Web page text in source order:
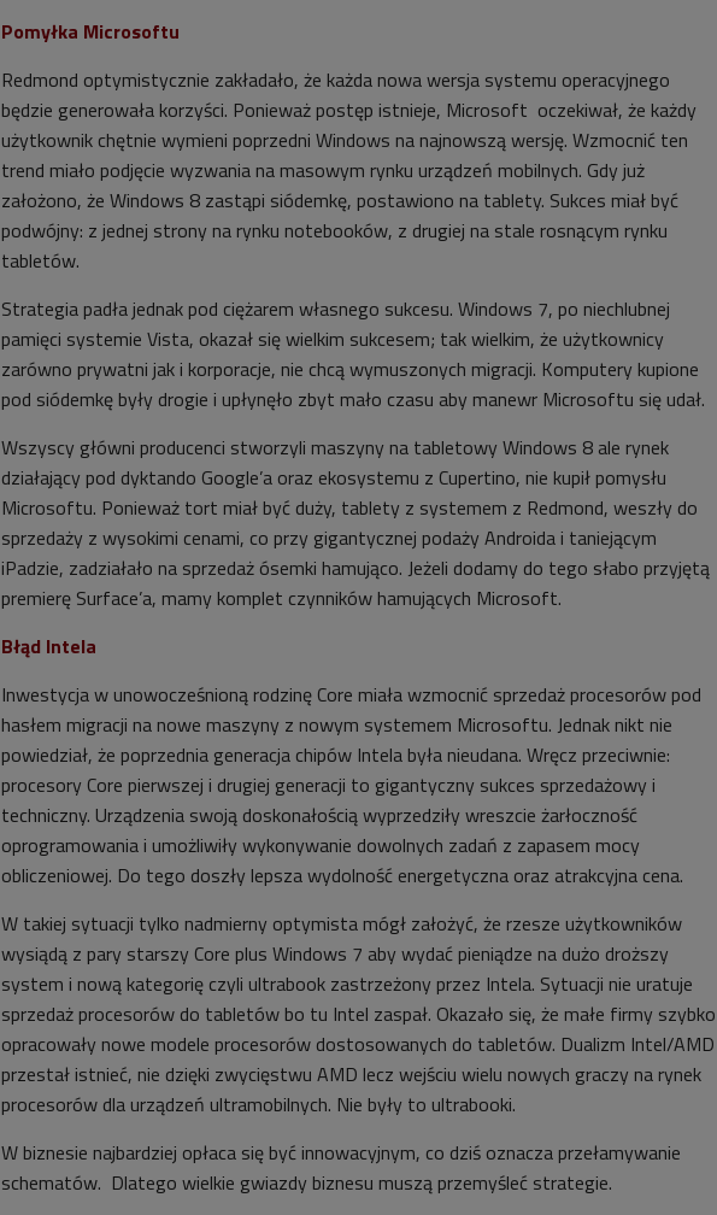
Pomyłka Microsoftu
Redmond optymistycznie zakładało, że każda nowa wersja systemu operacyjnego
będzie generowała korzyści. Ponieważ postęp istnieje, Microsoft oczekiwał, że każdy
użytkownik chętnie wymieni poprzedni Windows na najnowszą wersję. Wzmocnić ten
trend miało podjęcie wyzwania na masowym rynku urządzeń mobilnych. Gdy już
założono, że Windows 8 zastąpi siódemkę, postawiono na tablety. Sukces miał być
podwójny: z jednej strony na rynku notebooków, z drugiej na stale rosnącym rynku
tabletów.
Strategia padła jednak pod ciężarem własnego sukcesu. Windows 7, po niechlubnej
pamięci systemie Vista, okazał się wielkim sukcesem; tak wielkim, że użytkownicy
zarówno prywatni jak i korporacje, nie chcą wymuszonych migracji. Komputery kupione
pod siódemkę były drogie i upłynęło zbyt mało czasu aby manewr Microsoftu się udał.
Wszyscy główni producenci stworzyli maszyny na tabletowy Windows 8 ale rynek
działający pod dyktando Google’a oraz ekosystemu z Cupertino, nie kupił pomysłu
Microsoftu. Ponieważ tort miał być duży, tablety z systemem z Redmond, weszły do
sprzedaży z wysokimi cenami, co przy gigantycznej podaży Androida i taniejącym
iPadzie, zadziałało na sprzedaż ósemki hamująco. Jeżeli dodamy do tego słabo przyjętą
premierę Surface’a, mamy komplet czynników hamujących Microsoft.
Błąd Intela
Inwestycja w unowocześnioną rodzinę Core miała wzmocnić sprzedaż procesorów pod
hasłem migracji na nowe maszyny z nowym systemem Microsoftu. Jednak nikt nie
powiedział, że poprzednia generacja chipów Intela była nieudana. Wręcz przeciwnie:
procesory Core pierwszej i drugiej generacji to gigantyczny sukces sprzedażowy i
techniczny. Urządzenia swoją doskonałością wyprzedziły wreszcie żarłoczność
oprogramowania i umożliwiły wykonywanie dowolnych zadań z zapasem mocy
obliczeniowej. Do tego doszły lepsza wydolność energetyczna oraz atrakcyjna cena.
W takiej sytuacji tylko nadmierny optymista mógł założyć, że rzesze użytkowników
wysiądą z pary starszy Core plus Windows 7 aby wydać pieniądze na dużo droższy
system i nową kategorię czyli ultrabook zastrzeżony przez Intela. Sytuacji nie uratuje
sprzedaż procesorów do tabletów bo tu Intel zaspał. Okazało się, że małe firmy szybko
opracowały nowe modele procesorów dostosowanych do tabletów. Dualizm Intel/AMD
przestał istnieć, nie dzięki zwycięstwu AMD lecz wejściu wielu nowych graczy na rynek
procesorów dla urządzeń ultramobilnych. Nie były to ultrabooki.
W biznesie najbardziej opłaca się być innowacyjnym, co dziś oznacza przełamywanie
schematów. Dlatego wielkie gwiazdy biznesu muszą przemyśleć strategie.